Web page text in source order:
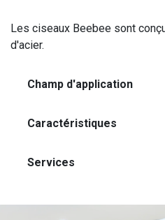
Les ciseaux Beebee sont
d'acier.
Champ d'application
Caractéristiques
Services